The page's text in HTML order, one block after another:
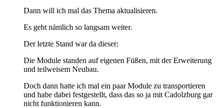
Dann will ich mal das Thema aktualisieren.
Es geht nämlich so langsam weiter.
Der letzte Stand war da dieser:
Die Module standen auf eigenen Füßen, mit der Erweiterung
und teilweisem Neubau.
Doch dann hatte ich mal ein paar Module zu transportieren
und habe dabei festgestellt, dass das so ja mit Cadolzburg gar
nicht funktionieren kann.